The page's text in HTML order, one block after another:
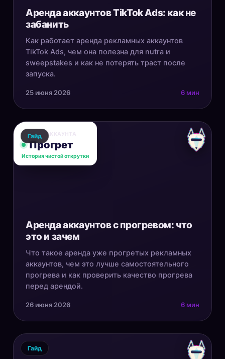
Аренда аккаунтов TikTok Ads: как не
забанить
Как работает аренда рекламных аккаунтов
TikTok Ads, чем она полезна для nutra и
sweepstakes и как не потерять траст после
запуска.
25 июня 2026 6 мин
СТАТУС АККАУНТА
Прогрет
История чистой открутки
Гайд
Аренда аккаунтов с прогревом: что
это и зачем
Что такое аренда уже прогретых рекламных
аккаунтов, чем это лучше самостоятельного
прогрева и как проверить качество прогрева
перед арендой.
26 июня 2026 6 мин
Гайд